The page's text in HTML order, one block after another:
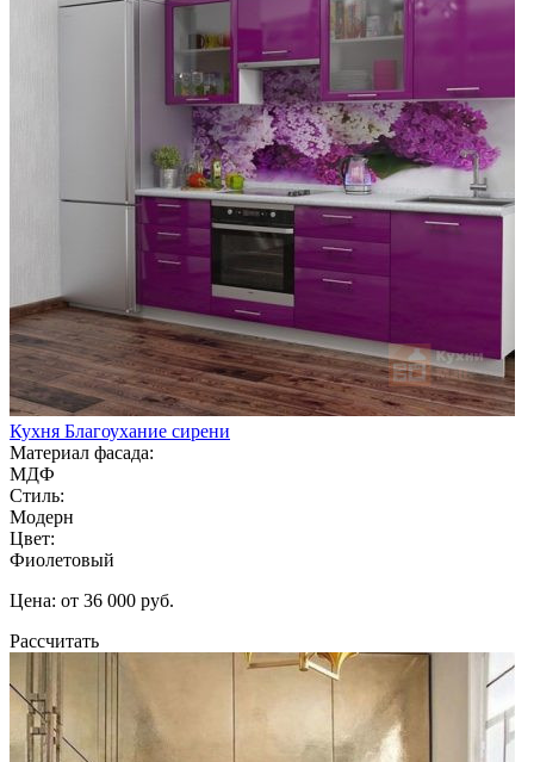
Кухня Благоухание сирени
Материал фасада:
МДФ
Стиль:
Модерн
Цвет:
Фиолетовый
Цена: от 36 000 руб.
Рассчитать